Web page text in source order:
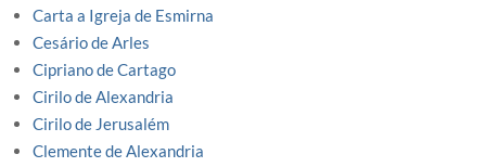
Carta a Igreja de Esmirna
Cesário de Arles
Cipriano de Cartago
Cirilo de Alexandria
Cirilo de Jerusalém
Clemente de Alexandria